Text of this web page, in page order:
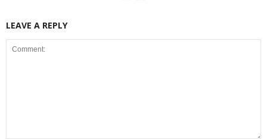
LEAVE A REPLY